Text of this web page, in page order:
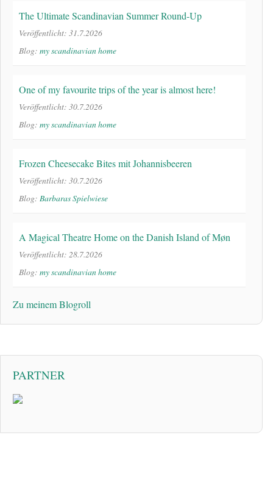
The Ultimate Scandinavian Summer Round-Up
Veröffentlicht: 31.7.2026
Blog: my scandinavian home
One of my favourite trips of the year is almost here!
Veröffentlicht: 30.7.2026
Blog: my scandinavian home
Frozen Cheesecake Bites mit Johannisbeeren
Veröffentlicht: 30.7.2026
Blog: Barbaras Spielwiese
A Magical Theatre Home on the Danish Island of Møn
Veröffentlicht: 28.7.2026
Blog: my scandinavian home
Zu meinem Blogroll
PARTNER